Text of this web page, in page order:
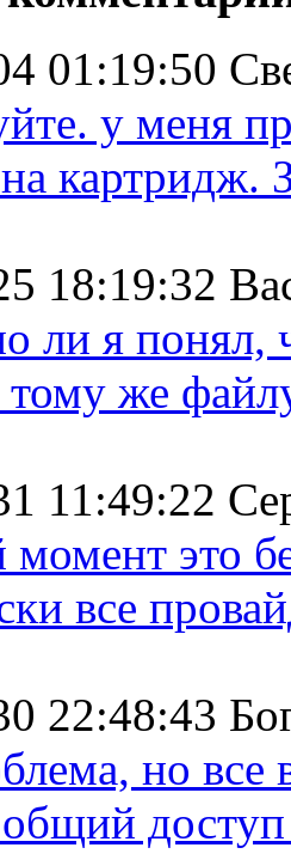
01:19:50
у меня
картридж.
18:19:32
ли я понял,
же
11:49:22
это
все
22:48:43
но все
доступ